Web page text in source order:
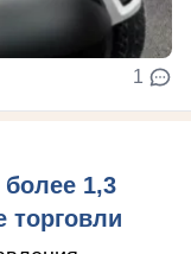
1
1,3